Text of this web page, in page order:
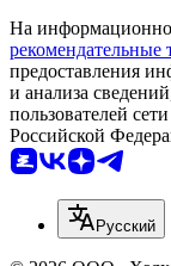
На
рекомендательные
предоставления
и анализа
пользователей
Российской
Русский